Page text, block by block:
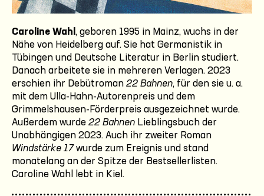
Caroline Wahl , geboren 1995 in Mainz, wuchs in der
Nähe von Heidelberg auf. Sie hat Germanistik in
Tübingen und Deutsche Literatur in Berlin studiert.
Danach arbeitete sie in mehreren Verlagen. 2023
erschien ihr Debütroman 22 Bahnen, für den sie u. a.
mit dem Ulla-Hahn-Autorenpreis und dem
Grimmelshausen-Förderpreis ausgezeichnet wurde.
Außerdem wurde 22 Bahnen Lieblingsbuch der
Unabhängigen 2023. Auch ihr zweiter Roman
Windstärke 17wurde zum Ereignis und stand
monatelang an der Spitze der Bestsellerlisten.
Caroline Wahl lebt in Kiel.